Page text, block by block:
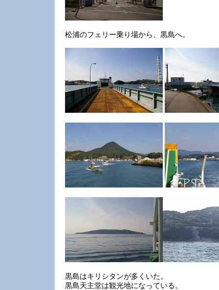
松浦のフェリー乗り場から、黒島へ。
黒島はキリシタンが多くいた。
黒島天主堂は観光地になっている。